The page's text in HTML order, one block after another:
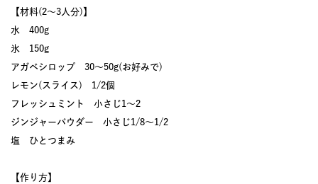
【材料(2〜3人分)】
水 400g
氷 150g
アガベシロップ 30〜50g(お好みで)
レモン(スライス) 1/2個
フレッシュミント 小さじ1〜2
ジンジャーパウダー 小さじ1/8〜1/2
塩 ひとつまみ
【作り方】